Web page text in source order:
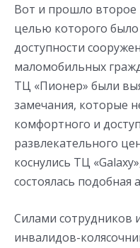
Вот и прошло второе
целью которого
доступности
маломобильных
ТЦ «Пионер» были
замечания, которые
комфортного и
развлекательного
коснулись ТЦ
состоялась подобная
Силами сотрудников
инвалидов-